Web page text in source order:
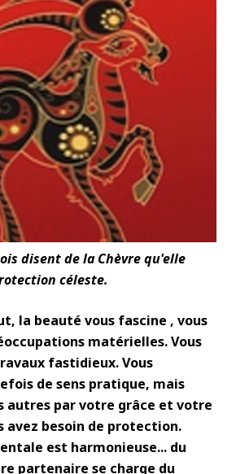
disent de la Chèvre qu'elle
céleste.
la beauté vous fascine , vous
matérielles. Vous
fastidieux. Vous
de sens pratique, mais
autres par votre grâce et votre
avez besoin de protection.
est harmonieuse... du
partenaire se charge du